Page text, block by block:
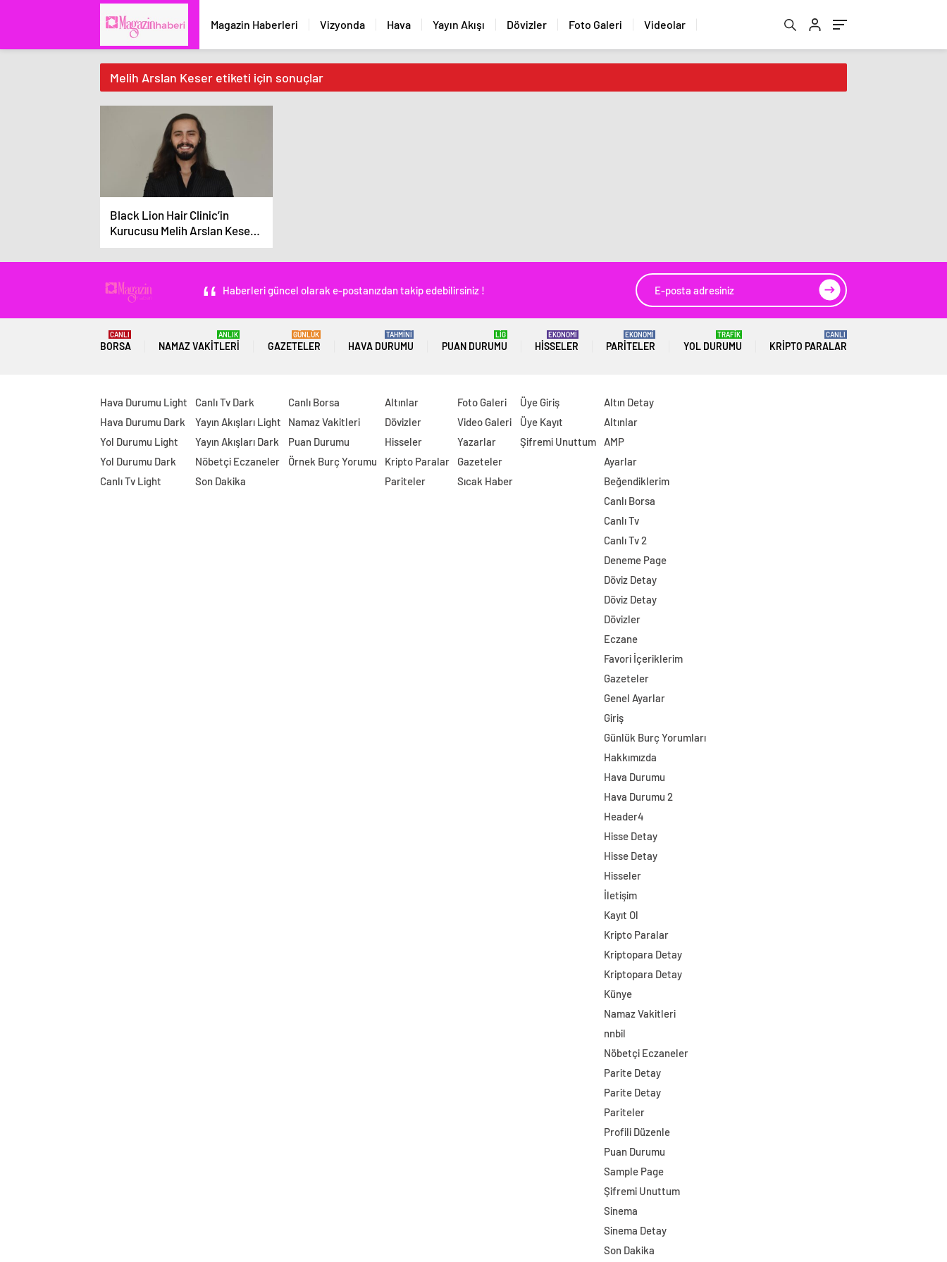
Magazin Haberleri Vizyonda Hava Yayın Akışı Dövizler Foto Galeri Videolar
Melih Arslan Keser etiketi için sonuçlar
Black Lion Hair Clinic’in
Kurucusu Melih Arslan Keser,
Uluslararası Başarı ve Kariyer
Ödüllerinde ‘Yılın En Başarılı
Haberleri güncel olarak e-postanızdan takip edebilirsiniz !
BORSA
CANLI
NAMAZ VAKITLERI
ANLIK
GAZETELER
GÜNLÜK
HAVA DURUMU
TAHMİNİ
PUAN DURUMU
LİG
HISSELER
EKONOMİ
PARITELER
EKONOMİ
YOL DURUMU
TRAFİK
KRIPTO PARALAR
CANLI
Hava Durumu Light
Hava Durumu Dark
Yol Durumu Light
Yol Durumu Dark
Canlı Tv Light
Canlı Tv Dark
Yayın Akışları Light
Yayın Akışları Dark
Nöbetçi Eczaneler
Son Dakika
Canlı Borsa
Namaz Vakitleri
Puan Durumu
Örnek Burç Yorumu
Altınlar
Dövizler
Hisseler
Kripto Paralar
Pariteler
Foto Galeri
Video Galeri
Yazarlar
Gazeteler
Sıcak Haber
Üye Giriş
Üye Kayıt
Şifremi Unuttum
Altın Detay
Altınlar
AMP
Ayarlar
Beğendiklerim
Canlı Borsa
Canlı Tv
Canlı Tv 2
Deneme Page
Döviz Detay
Döviz Detay
Dövizler
Eczane
Favori İçeriklerim
Gazeteler
Genel Ayarlar
Giriş
Günlük Burç Yorumları
Hakkımızda
Hava Durumu
Hava Durumu 2
Header4
Hisse Detay
Hisse Detay
Hisseler
İletişim
Kayıt Ol
Kripto Paralar
Kriptopara Detay
Kriptopara Detay
Künye
Namaz Vakitleri
nnbil
Nöbetçi Eczaneler
Parite Detay
Parite Detay
Pariteler
Profili Düzenle
Puan Durumu
Sample Page
Şifremi Unuttum
Sinema
Sinema Detay
Son Dakika